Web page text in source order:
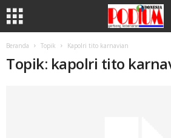
Beranda Topik Kapolri tito karnavian
Topik: kapolri tito